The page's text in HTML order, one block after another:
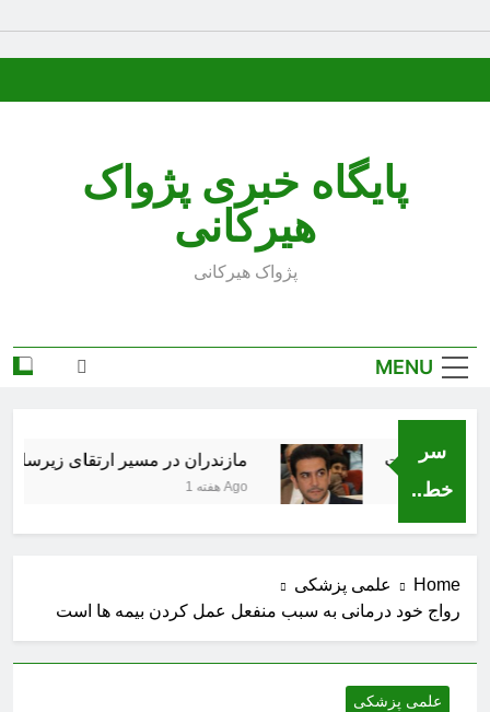
پایگاه خبری پژواک
هیرکانی
پژواک هیرکانی
MENU
سر
خط..
مازندران در مسیر ارتقای
1 هفته Ago
کذب است
Home
علمی پزشکی
رواج خود درمانی به سبب منفعل عمل کردن بیمه ها است
علمی پزشکی